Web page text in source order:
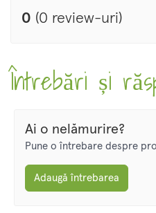
0 (0 review-uri)
Întrebări și
Ai o nelămurire?
Pune o întrebare despre
Adaugă întrebarea